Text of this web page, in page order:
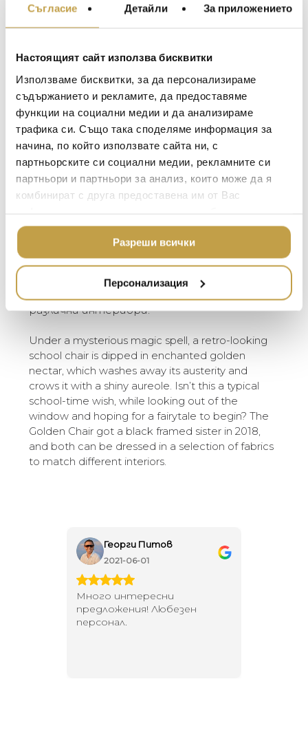
Съгласие Детайли За приложението
Настоящият сайт използва бисквитки
Използваме бисквитки, за да персонализираме
съдържанието и рекламите, да предоставяме
функции на социални медии и да анализираме
трафика си. Също така споделяме информация за
начина, по който използвате сайта ни, с
партньорските си социални медии, рекламните си
партньори и партньори за анализ, които може да я
комбинират с друга предоставена им от Вас
ползването от Ваша страна на услугите им.
Разреши всички
Персонализация
Дълбочина на
Тегло /
10.5 kg
Загадъчно вълшебно заклинание потапя
този ретро на вид училищен стол в
омагьосан златен нектар, който отмива
строгостта му и го дарява с лъскав
ореол. Не е ли това типично ученическо
приключение? От 2018 г. The Golden Chair на
Moooi има и черен вариант. И двата
стола могат да бъдат облицовани в
различни интериори.
Under a mysterious magic spell, a retro-looking
school chair is dipped in enchanted golden
nectar, which washes away its austerity and
crows it with a shiny aureole. Isn’t this a typical
school-time wish, while looking out of the
window and hoping for a fairytale to begin? The
Golden Chair got a black framed sister in 2018,
and both can be dressed in a selection of fabrics
to match different interiors.
Георги Питов
2021-06-01
Много интересни
предложения! Любезен
персонал.
МЕБЕЛИ ЗА ДОМА И
ЗА МАСАТА
ТЕКСТИЛ ЗА ДОМА
АРОМАТИ ЗА ДОМА
ИЗКУСТВО И КНИГИ
ВИСОК КЛАС
МЕБЕЛИ
ПОДАРЪЦИ
BACCARAT
TOM DIXON
MICHAEL ARAM
ASSOULINE
SELETTI
DOLCE & GABBANA
ETHNICRAFT
ZUIVER
DUTCHBONE